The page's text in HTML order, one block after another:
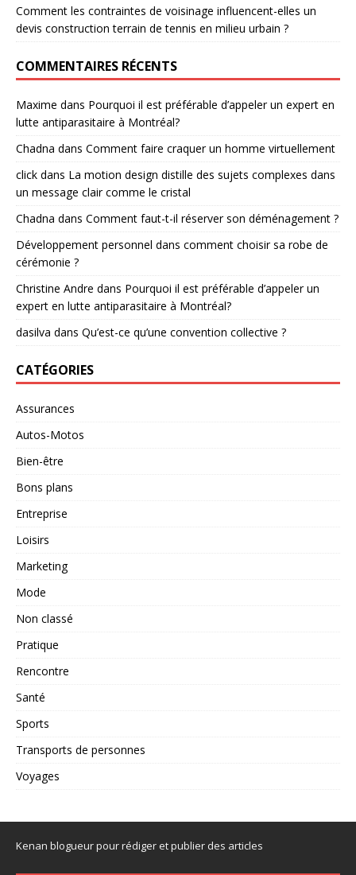
Comment les contraintes de voisinage influencent-elles un
devis construction terrain de tennis en milieu urbain ?
COMMENTAIRES RÉCENTS
Maxime dans Pourquoi il est préférable d’appeler un expert en
lutte antiparasitaire à Montréal?
Chadna dans Comment faire craquer un homme virtuellement
click dans La motion design distille des sujets complexes dans
un message clair comme le cristal
Chadna dans Comment faut-t-il réserver son déménagement ?
Développement personnel dans comment choisir sa robe de
cérémonie ?
Christine Andre dans Pourquoi il est préférable d’appeler un
expert en lutte antiparasitaire à Montréal?
dasilva dans Qu’est-ce qu’une convention collective ?
CATÉGORIES
Assurances
Autos-Motos
Bien-être
Bons plans
Entreprise
Loisirs
Marketing
Mode
Non classé
Pratique
Rencontre
Santé
Sports
Transports de personnes
Voyages
Kenan blogueur pour rédiger et publier des articles